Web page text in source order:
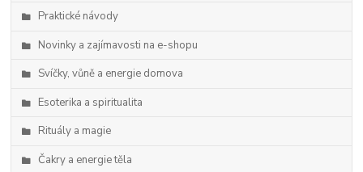
Praktické návody
Novinky a zajímavosti na e-shopu
Svíčky, vůně a energie domova
Esoterika a spiritualita
Rituály a magie
Čakry a energie těla